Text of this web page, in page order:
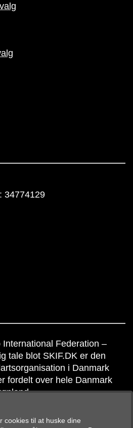
34774129
Federation –
tale blot SKIF.DK er den
i Danmark
fordelt over hele Danmark
cookies til at huske dine